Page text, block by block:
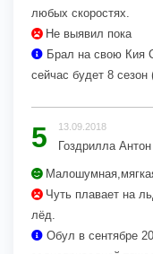
любых скоростях.
Не выявил пока
Брал на свою Кия
сейчас будет 8 сезон
5 13.09.2018
Гоздрилла Антон
Чуть плавает на
лёд.
Обул в сентябре